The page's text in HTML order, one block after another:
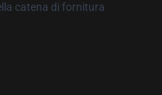
catena di fornitura